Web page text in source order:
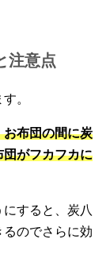
注意点
。
布団の間に炭
がフカフカに
すると、炭八
のでさらに効